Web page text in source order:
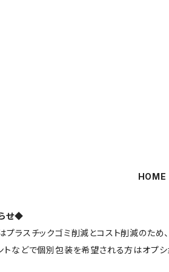
HOME
せ◆
プラスチックゴミ削減とコスト削減のた
トなどで個別包装を希望される方はオプシ